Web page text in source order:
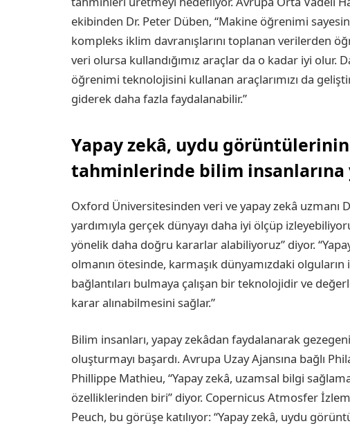
ekibinden Dr. Peter Düben, “Makine öğrenimi
kompleks iklim davranışlarını toplanan verilerden
veri olursa kullandığımız araçlar da o kadar iyi olur.
öğrenimi teknolojisini kullanan araçlarımızı da
giderek daha fazla faydalanabilir.”
Yapay zekâ, uydu
tahminlerinde bilim insanlarına
Oxford Üniversitesinden veri ve yapay zekâ uzmanı
yardımıyla gerçek dünyayı daha iyi ölçüp
yönelik daha doğru kararlar alabiliyoruz” diyor.
olmanın ötesinde, karmaşık dünyamızdaki
bağlantıları bulmaya çalışan bir teknolojidir ve
karar alınabilmesini sağlar.”
Bilim insanları, yapay zekâdan faydalanarak
oluşturmayı başardı. Avrupa Uzay Ajansına bağlı
Phillippe Mathieu, “Yapay zekâ, uzamsal bilgi
özelliklerinden biri” diyor. Copernicus Atmosfer
Peuch, bu görüşe katılıyor: “Yapay zekâ, uydu